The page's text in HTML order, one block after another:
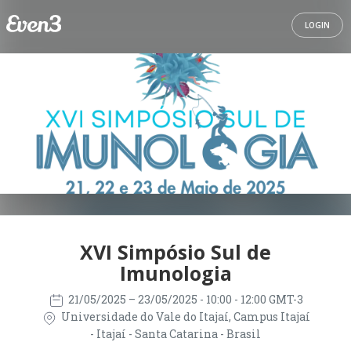
LOGIN
XVI Simpósio Sul de
Imunologia
21/05/2025 – 23/05/2025 - 10:00 - 12:00 GMT-3
Universidade do Vale do Itajaí, Campus Itajaí
- Itajaí - Santa Catarina - Brasil